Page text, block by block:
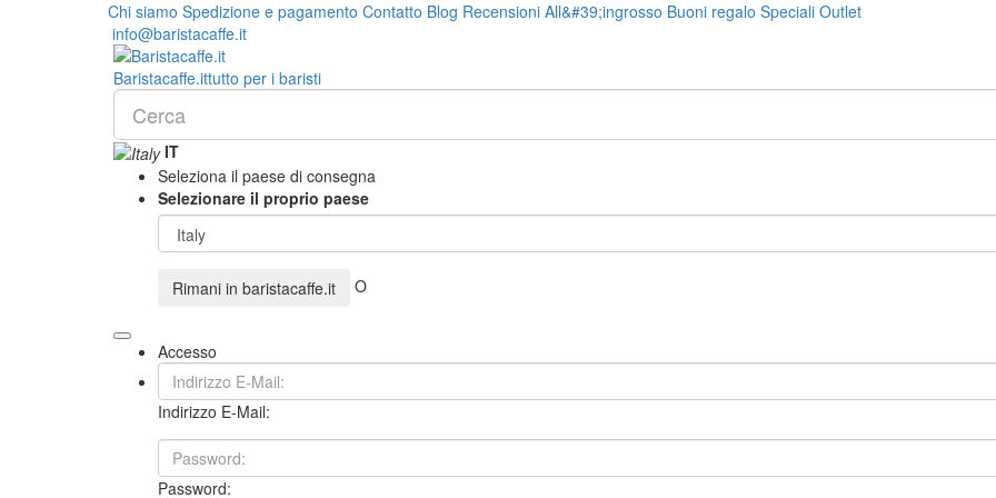
Chi siamo Spedizione e pagamento Contatto Blog Recensioni All&#39;ingrosso Buoni regalo Speciali Outlet
info@baristacaffe.it
Baristacaffe.ittutto per i baristi
IT
Seleziona il paese di consegna
Selezionare il proprio paese
Rimani in baristacaffe.it O
Accesso
Indirizzo E-Mail:
Password: